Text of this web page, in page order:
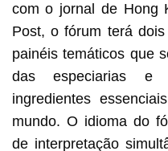
com o jornal de Hong
Post, o fórum terá
painéis temáticos que
das especiarias e
ingredientes
mundo. O idioma do
de interpretação